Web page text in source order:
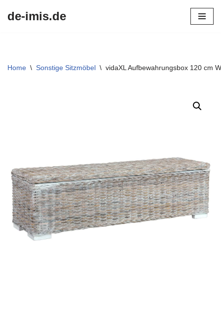
de-imis.de
Home \ Sonstige Sitzmöbel \ vidaXL Aufbewahrungsbox 120 cm